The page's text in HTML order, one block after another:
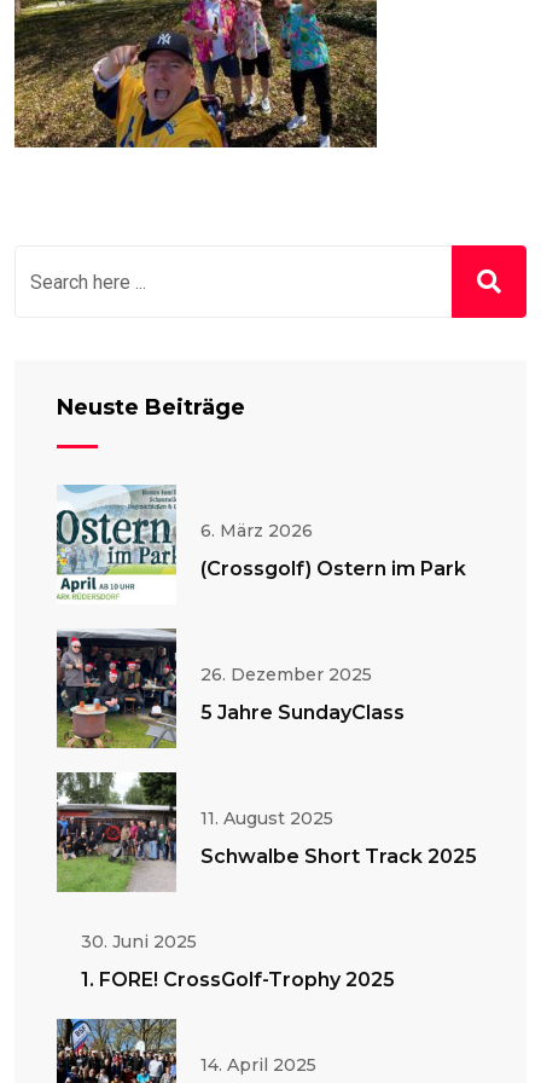
Neuste Beiträge
6. März 2026
(Crossgolf) Ostern im Park
26. Dezember 2025
5 Jahre SundayClass
11. August 2025
Schwalbe Short Track 2025
30. Juni 2025
1. FORE! CrossGolf-Trophy 2025
14. April 2025